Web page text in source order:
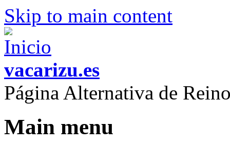
Skip to main content
vacarizu.es
Página Alternativa de
Main menu